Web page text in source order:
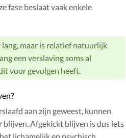
fase beslaat vaak enkele
maar is relatief natuurlijk
een verslaving soms al
voor gevolgen heeft.
aan zijn geweest, kunnen
blijven. Afgekickt blijven is dus iets